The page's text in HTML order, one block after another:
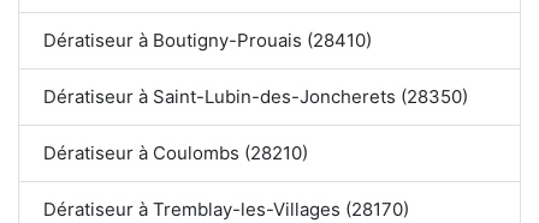
Dératiseur à Boutigny-Prouais (28410)
Dératiseur à Saint-Lubin-des-Joncherets (28350)
Dératiseur à Coulombs (28210)
Dératiseur à Tremblay-les-Villages (28170)